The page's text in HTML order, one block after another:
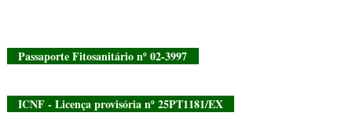
Passaporte Fitosanitário nº 02-3997
ICNF - Licença provisória nº 25PT1181/EX